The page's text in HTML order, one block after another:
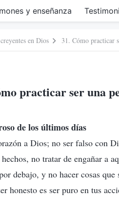
y enseñanza
en Dios 31. Cómo practicar
practicar ser una
de los últimos días
a Dios; no ser falso con
no tratar de engañar a
debajo, y no hacer cosas
honesto es ser puro en tus